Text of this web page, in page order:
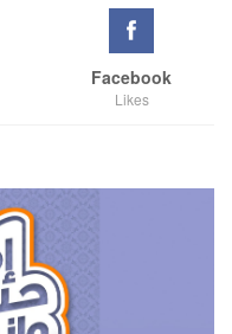
Facebook
Likes